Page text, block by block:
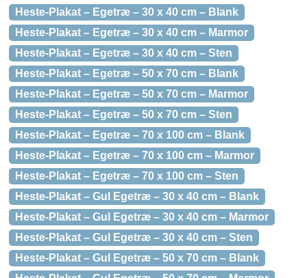
Heste-Plakat – Egetræ – 30 x 40 cm – Blank
Heste-Plakat – Egetræ – 30 x 40 cm – Marmor
Heste-Plakat – Egetræ – 30 x 40 cm – Sten
Heste-Plakat – Egetræ – 50 x 70 cm – Blank
Heste-Plakat – Egetræ – 50 x 70 cm – Marmor
Heste-Plakat – Egetræ – 50 x 70 cm – Sten
Heste-Plakat – Egetræ – 70 x 100 cm – Blank
Heste-Plakat – Egetræ – 70 x 100 cm – Marmor
Heste-Plakat – Egetræ – 70 x 100 cm – Sten
Heste-Plakat – Gul Egetræ – 30 x 40 cm – Blank
Heste-Plakat – Gul Egetræ – 30 x 40 cm – Marmor
Heste-Plakat – Gul Egetræ – 30 x 40 cm – Sten
Heste-Plakat – Gul Egetræ – 50 x 70 cm – Blank